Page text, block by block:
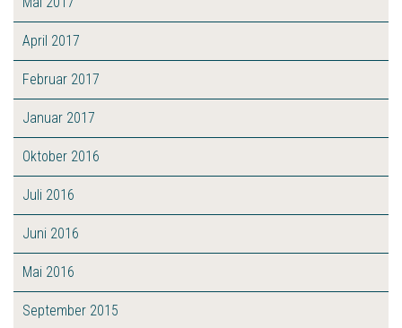
April 2017
Februar 2017
Januar 2017
Oktober 2016
Juli 2016
Juni 2016
Mai 2016
September 2015